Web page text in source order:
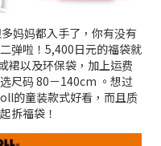
妈妈都入手了，你有没有
弹啦！5,400日元的福袋就
裙以及环保袋，加上运费
尺码 80－140cm 。想过
的童装款式好看，而且质
拆福袋！